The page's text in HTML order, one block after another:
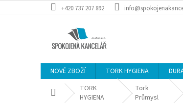
na
+420 737 207 892
NOVÉ ZBOŽÍ TORK HYGIENA
Domů TORK
HYGIENA
Tork
Průmysl